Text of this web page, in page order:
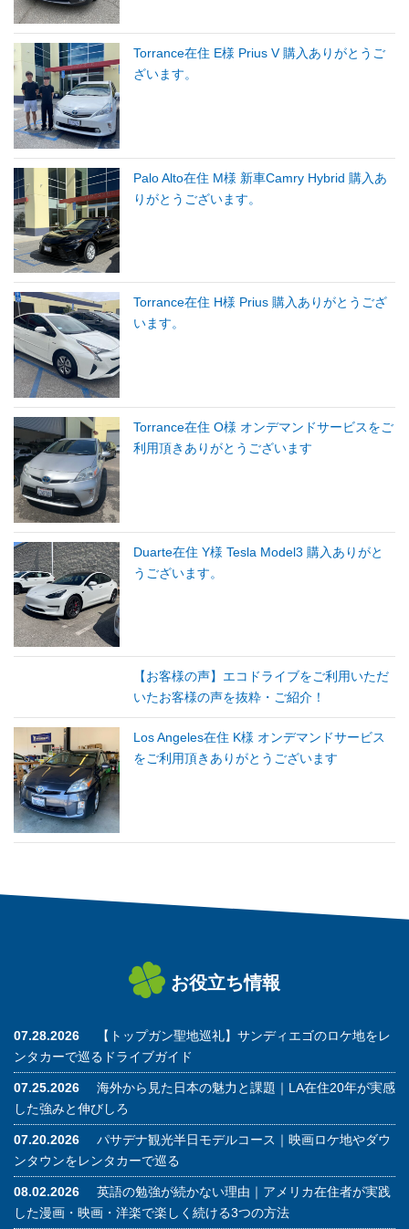
Torrance在住 E様 Prius V 購入ありがとうご
ざいます。
Palo Alto在住 M様 新車Camry Hybrid 購入あ
りがとうございます。
Torrance在住 H様 Prius 購入ありがとうござ
います。
Torrance在住 O様 オンデマンドサービスをご
利用頂きありがとうございます
Duarte在住 Y様 Tesla Model3 購入ありがと
うございます。
【お客様の声】エコドライブをご利用いただ
いたお客様の声を抜粋・ご紹介！
Los Angeles在住 K様 オンデマンドサービス
をご利用頂きありがとうございます
お役立ち情報
07.28.2026
【トップガン聖地巡礼】サンディエゴのロケ地をレ
ンタカーで巡るドライブガイド
07.25.2026
海外から見た日本の魅力と課題｜LA在住20年が実感
した強みと伸びしろ
07.20.2026
パサデナ観光半日モデルコース｜映画ロケ地やダウ
ンタウンをレンタカーで巡る
08.02.2026
英語の勉強が続かない理由｜アメリカ在住者が実践
した漫画・映画・洋楽で楽しく続ける3つの方法